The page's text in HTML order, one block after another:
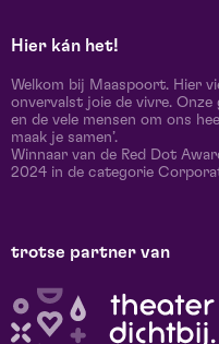
Hier kán het!
Welkom bij Maaspoort. Hier
onvervalst joie de vivre.
en de vele mensen om ons
maak je samen’.
Winnaar van de Red Dot
2024 in de categorie
trotse partner van